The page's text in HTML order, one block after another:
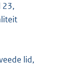
23,
lid,